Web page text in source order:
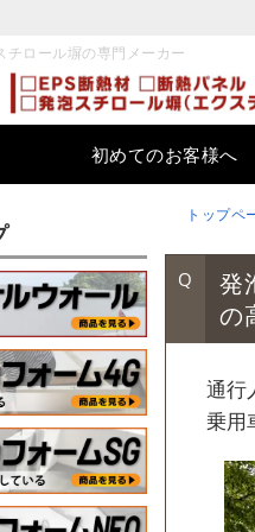
チロール塀の専門メーカー
初めてのお客様へ
トップペ
発
の
通行
乗用